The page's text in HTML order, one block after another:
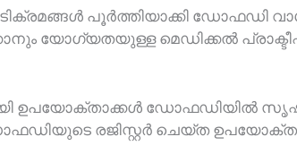
പൂർത്തിയാക്കി ഡോഫഡി
യോഗ്യതയുള്ള മെഡിക്കൽ
ഉപയോക്താക്കൾ ഡോഫഡിയിൽ
രജിസ്റ്റർ ചെയ്ത